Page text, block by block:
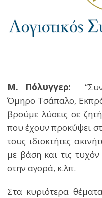
Μ. Πόλυγγερ:
Όμηρο Τσάπαλο,
βρούμε λύσεις σε
που έχουν προκύψει
τους ιδιοκτήτες
με βάση και τις
στην αγορά, κ.λπ.
Στα κυριότερα